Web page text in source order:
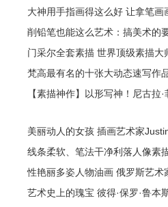
大神用手指画得这么好 让拿笔画
削铅笔也能这么艺术：搞美术的
门采尔全套素描 世界顶级素描大
梵高最有名的十张大动态速写作
【素描神作】以形写神！尼古拉
美丽动人的女孩 插画艺术家
线条柔软、笔法干净利落人像素
性艳丽多姿人物油画 俄罗斯艺术
艺术史上的瑰宝 彼得·保罗·鲁本